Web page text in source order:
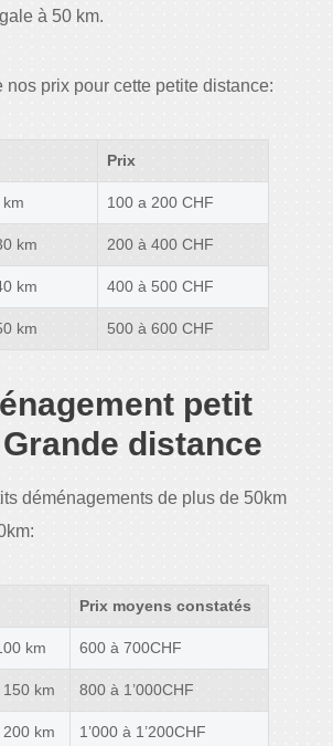
à 50 km.
nos prix pour cette petite distance:
Prix
100 a 200 CHF
km 200 à 400 CHF
km 400 à 500 CHF
km 500 à 600 CHF
petit
distance
déménagements de plus de 50km
Prix moyens constatés
km 600 à 700CHF
km 800 à 1’000CHF
km 1’000 à 1’200CHF